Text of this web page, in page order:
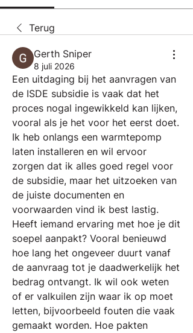
Terug
Gerth Sniper
8 juli 2026
Een uitdaging bij het aanvragen van
de ISDE subsidie is vaak dat het
proces nogal ingewikkeld kan lijken,
vooral als je het voor het eerst doet.
Ik heb onlangs een warmtepomp
laten installeren en wil ervoor
zorgen dat ik alles goed regel voor
de subsidie, maar het uitzoeken van
de juiste documenten en
voorwaarden vind ik best lastig.
Heeft iemand ervaring met hoe je dit
soepel aanpakt? Vooral benieuwd
hoe lang het ongeveer duurt vanaf
de aanvraag tot je daadwerkelijk het
bedrag ontvangt. Ik wil ook weten
of er valkuilen zijn waar ik op moet
letten, bijvoorbeeld fouten die vaak
gemaakt worden. Hoe pakten